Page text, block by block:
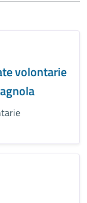
volontarie